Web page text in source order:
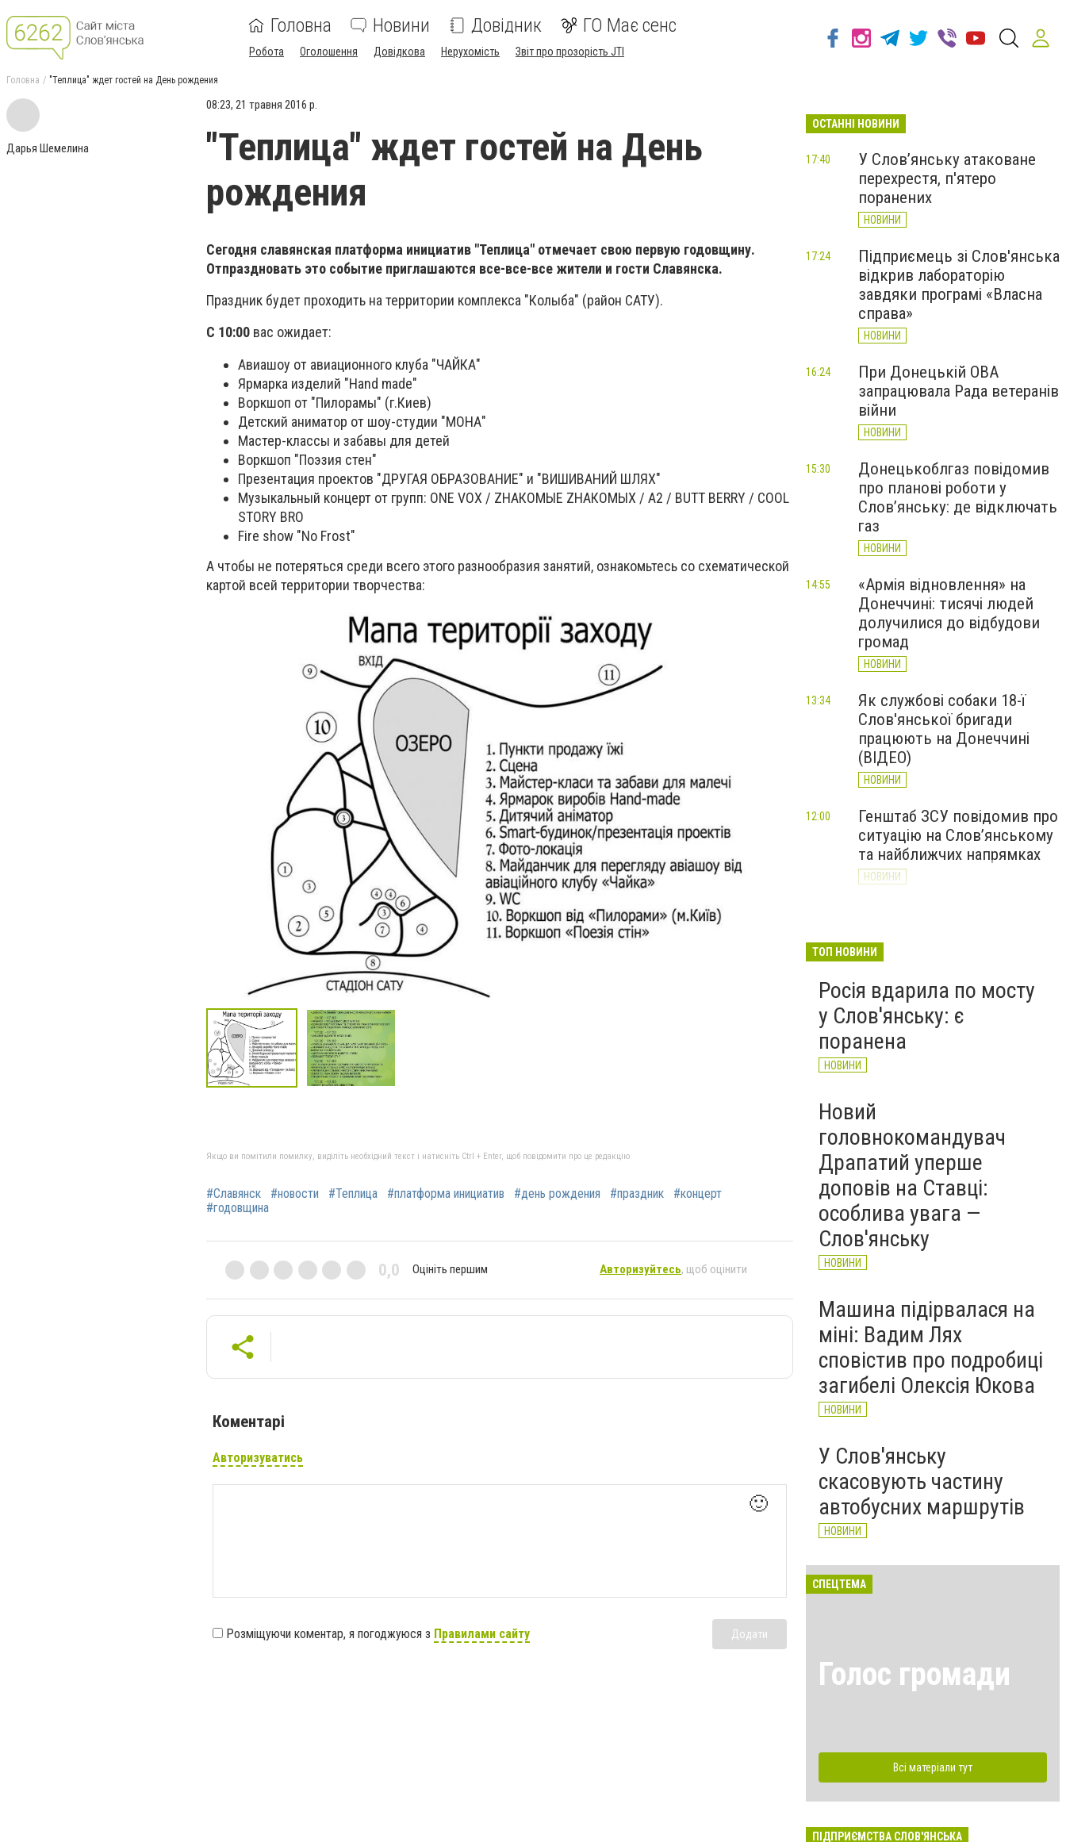
Головна Новини Довідник ГО Має сенс
Робота Оголошення Довідкова Нерухомість Звіт про прозорість JTI
Головна "Теплица" ждет гостей на День рождения
Дарья Шемелина
08:23, 21 травня 2016 р.
"Теплица" ждет гостей на День
рождения
Сегодня славянская платформа инициатив "Теплица" отмечает свою первую годовщину.
Отпраздновать это событие приглашаются все-все-все жители и гости Славянска.
Праздник будет проходить на территории комплекса "Колыба" (район САТУ).
С 10:00 вас ожидает:
Авиашоу от авиационного клуба "ЧАЙКА"
Ярмарка изделий "Hand made"
Воркшоп от "Пилорамы" (г.Киев)
Детский аниматор от шоу-студии "МОНА"
Мастер-классы и забавы для детей
Воркшоп "Поэзия стен"
Презентация проектов "ДРУГАЯ ОБРАЗОВАНИЕ" и "ВИШИВАНИЙ ШЛЯХ"
Музыкальный концерт от групп: ONE VOX / ZНАКОМЫЕ ZНАКОМЫХ / A2 / BUTT BERRY / COOL
STORY BRO
Fire show "No Frost"
А чтобы не потеряться среди всего этого разнообразия занятий, ознакомьтесь со схематической
картой всей территории творчества:
теплиуу
Якщо ви помітили помилку, виділіть необхідний текст і натисніть Ctrl + Enter, щоб повідомити про це редакцію
#Славянск #новости #Теплица #платформа инициатив #день рождения #праздник
#концерт
#годовщина
0,0 Оцініть першим Авторизуйтесь, щоб оцінити
Коментарі
Авторизуватись
🙂
Розміщуючи коментар, я погоджуюся з Правилами сайту Додати
ОСТАННІ НОВИНИ
У Слов’янську атаковане
перехрестя, п'ятеро
поранених
НОВИНИ
17:40
Підприємець зі Слов'янська
відкрив лабораторію
завдяки програмі «Власна
справа»
НОВИНИ
17:24
При Донецькій ОВА
запрацювала Рада ветеранів
війни
НОВИНИ
16:24
Донецькоблгаз повідомив
про планові роботи у
Слов’янську: де відключать
газ
НОВИНИ
15:30
«Армія відновлення» на
Донеччині: тисячі людей
долучилися до відбудови
громад
НОВИНИ
14:55
Як службові собаки 18-ї
Слов'янської бригади
працюють на Донеччині
(ВІДЕО)
НОВИНИ
13:34
Генштаб ЗСУ повідомив про
ситуацію на Слов’янському
та найближчих напрямках
НОВИНИ
12:00
великої війни: 7 серпня
ТОП НОВИНИ
Росія вдарила по мосту
у Слов'янську: є
поранена
НОВИНИ
Новий
головнокомандувач
Драпатий уперше
доповів на Ставці:
особлива увага —
Слов'янську
НОВИНИ
Машина підірвалася на
міні: Вадим Лях
сповістив про подробиці
загибелі Олексія Юкова
НОВИНИ
У Слов'янську
скасовують частину
автобусних маршрутів
НОВИНИ
СПЕЦТЕМА
Голос громади
Всі матеріали тут
ПІДПРИЄМСТВА СЛОВ'ЯНСЬКА